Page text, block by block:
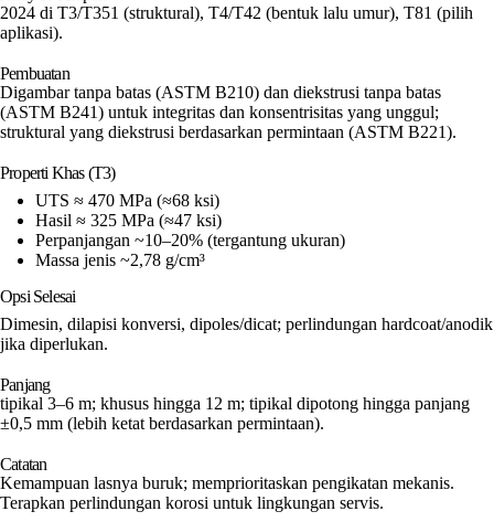
2024 di T3/T351 (struktural), T4/T42 (bentuk lalu umur), T81 (pilih
aplikasi).
Pembuatan
Digambar tanpa batas (ASTM B210) dan diekstrusi tanpa batas
(ASTM B241) untuk integritas dan konsentrisitas yang unggul;
struktural yang diekstrusi berdasarkan permintaan (ASTM B221).
Properti Khas (T3)
UTS ≈ 470 MPa (≈68 ksi)
Hasil ≈ 325 MPa (≈47 ksi)
Perpanjangan ~10–20% (tergantung ukuran)
Massa jenis ~2,78 g/cm³
Opsi Selesai
Dimesin, dilapisi konversi, dipoles/dicat; perlindungan hardcoat/anodik
jika diperlukan.
Panjang
tipikal 3–6 m; khusus hingga 12 m; tipikal dipotong hingga panjang
±0,5 mm (lebih ketat berdasarkan permintaan).
Catatan
Kemampuan lasnya buruk; memprioritaskan pengikatan mekanis.
Terapkan perlindungan korosi untuk lingkungan servis.